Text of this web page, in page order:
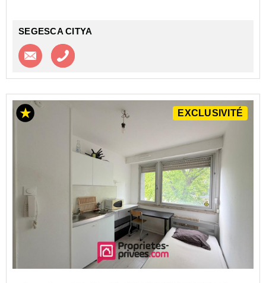
SEGESCA CITYA
Contacter l'agence
EXCLUSIVITÉ